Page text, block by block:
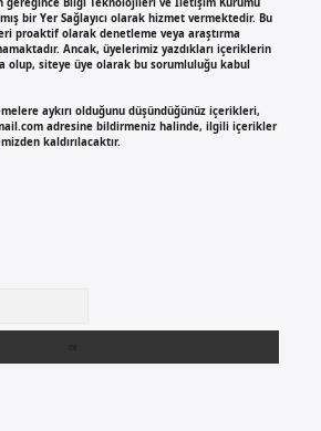
gereğince Bilgi Teknolojileri ve İletişim Kurumu
bir Yer Sağlayıcı olarak hizmet vermektedir. Bu
proaktif olarak denetleme veya araştırma
Ancak, üyelerimiz yazdıkları içeriklerin
olup, siteye üye olarak bu sorumluluğu kabul
aykırı olduğunu düşündüğünüz içerikleri,
adresine bildirmeniz halinde, ilgili içerikler
kaldırılacaktır.